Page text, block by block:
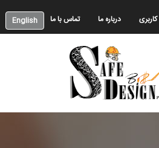
درباره ما تماس با ما English